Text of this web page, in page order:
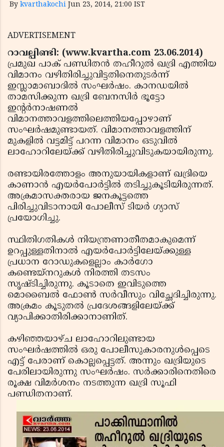
By kvarthakochi Jun 23, 2014, 21:00 IST
ADVERTISEMENT
റാവല്പിണ്ടി: (www.kvartha.com 23.06.2014)
പ്രമുഖ പാക് പണ്ഡിതന്‍ തഹീറുല്‍ ഖദ്രി എത്തിയ
വിമാനം വഴിതിരിച്ചുവിട്ടതിനെതുടര്‍ന്ന്
ഇസ്ലാമാബാദില്‍ സംഘര്‍ഷം. കാനഡയില്‍
താമസിക്കുന്ന ഖദ്രി ബേനസിര്‍ ഭൂട്ടോ
ഇന്റര്‍നാഷണല്‍
വിമാനത്താവളത്തിലെത്തിയപ്പോഴാണ്
സംഘര്‍ഷമുണ്ടായത്. വിമാനത്താവളത്തിന്
മുകളില്‍ വട്ടമിട്ട് പറന്ന വിമാനം ഒടുവില്‍
ലാഹോറിലേയ്ക്ക് വഴിതിരിച്ചുവിടുകയായിരുന്നു.
രണ്ടായിരത്തോളം അനുയായികളാണ് ഖദ്രിയെ
കാണാന്‍ എയര്‍പോര്‍ട്ടില്‍ തടിച്ചുകൂടിയിരുന്നത്.
അക്രമാസക്തരായ ജനകൂട്ടത്തെ
പിരിച്ചുവിടാനായി പോലീസ് ടിയര്‍ ഗ്യാസ്
പ്രയോഗിച്ചു.
സ്ഥിതിഗതികള്‍ നിയന്ത്രണാതീതമാകുമെന്ന്
ഉറപ്പുള്ളതിനാല്‍ എയര്‍പോര്‍ട്ടിലേയ്ക്കുള്ള
പ്രധാന റോഡുകളെല്ലാം കാര്‍ഗോ
കണ്ടെയ്‌നറുകള്‍ നിരത്തി തടസം
സൃഷ്ടിച്ചിരുന്നു. കൂടാതെ ഇവിടുത്തെ
മൊബൈല്‍ ഫോണ്‍ സര്‍വീസും വിച്ഛേദിച്ചിരുന്നു.
അക്രമം കൂടുതല്‍ പ്രദേശങ്ങളിലേയ്ക്ക്
വ്യാപിക്കാതിരിക്കാനാണിത്.
കഴിഞ്ഞയാഴ്ച ലാഹോറിലുണ്ടായ
സംഘര്‍ഷത്തില്‍ ഒരു പോലീസുകാരനുള്‍പ്പെടെ
എട്ട് പേരാണ് കൊല്ലപ്പെട്ടത്. അന്നും ഖദ്രിയുടെ
പേരിലായിരുന്നു സംഘര്‍ഷം. സര്‍ക്കാരിനെതിരെ
രൂക്ഷ വിമര്‍ശനം നടത്തുന്ന ഖദ്രി സൂഫി
പണ്ഡിതനാണ്.